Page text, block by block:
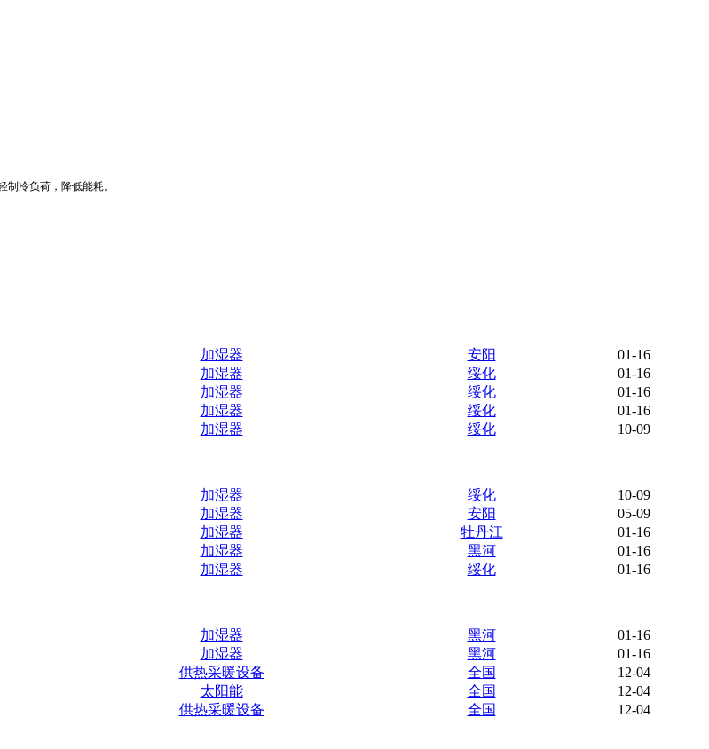
冷负荷，降低能耗。
加湿器 安阳
01-16
加湿器 绥化
01-16
加湿器 绥化
01-16
加湿器 绥化
01-16
加湿器 绥化 10-09
加湿器 绥化
10-09
加湿器 安阳
05-09
加湿器 牡丹江
01-16
加湿器 黑河
01-16
加湿器 绥化 01-16
加湿器 黑河
01-16
加湿器 黑河
01-16
供热采暖设备 全国
12-04
太阳能 全国
12-04
供热采暖设备 全国 12-04